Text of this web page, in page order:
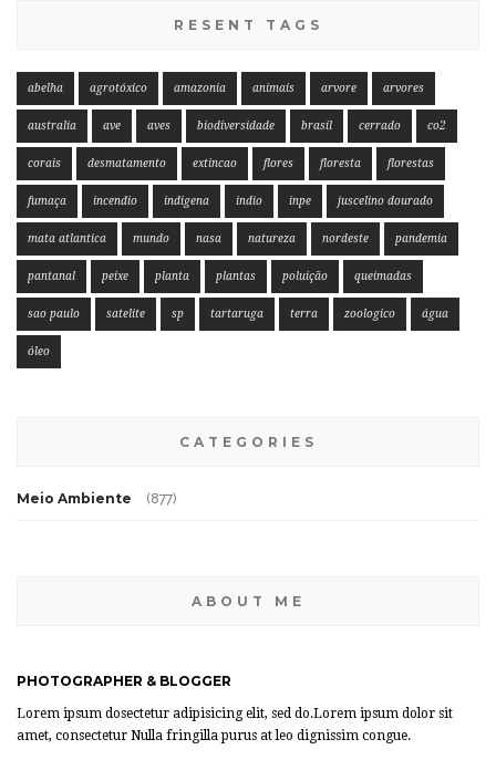
RESENT TAGS
abelha agrotóxico amazonia animais arvore arvores
australia ave aves biodiversidade brasil cerrado co2
corais desmatamento extincao flores floresta florestas
fumaça incendio indigena indio inpe juscelino dourado
mata atlantica mundo nasa natureza nordeste pandemia
pantanal peixe planta plantas poluição queimadas
sao paulo satelite sp tartaruga terra zoologico água
óleo
CATEGORIES
Meio Ambiente (877)
ABOUT ME
PHOTOGRAPHER & BLOGGER
Lorem ipsum dosectetur adipisicing elit, sed do.Lorem ipsum dolor sit
amet, consectetur Nulla fringilla purus at leo dignissim congue.